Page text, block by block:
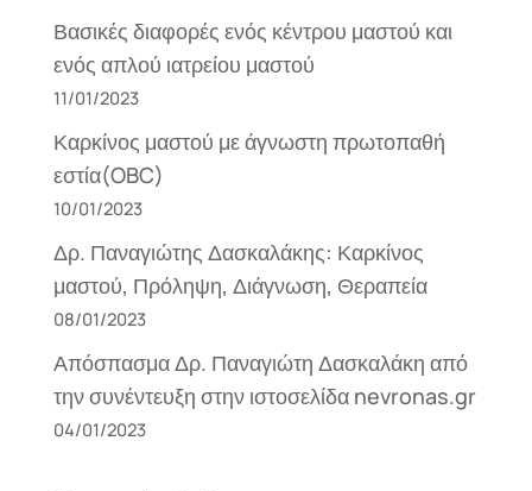
Βασικές διαφορές ενός κέντρου μαστού και
ενός απλού ιατρείου μαστού
11/01/2023
Καρκίνος μαστού με άγνωστη πρωτοπαθή
εστία(OBC)
10/01/2023
Δρ. Παναγιώτης Δασκαλάκης: Καρκίνος
μαστού, Πρόληψη, Διάγνωση, Θεραπεία
08/01/2023
Απόσπασμα Δρ. Παναγιώτη Δασκαλάκη από
την συνέντευξη στην ιστοσελίδα nevronas.gr
04/01/2023